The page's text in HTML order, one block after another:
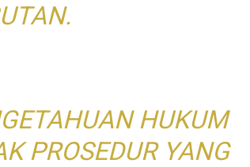
HUKUM
PROSEDUR YANG